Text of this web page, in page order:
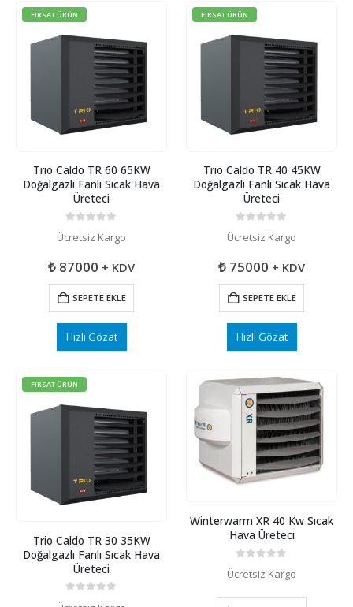
FIRSAT ÜRÜN
Trio Caldo TR 60 65KW
Doğalgazlı Fanlı Sıcak Hava
Üreteci
Ücretsiz Kargo
₺ 87000 + KDV
SEPETE EKLE
Hızlı Gözat
FIRSAT ÜRÜN
Trio Caldo TR 40 45KW
Doğalgazlı Fanlı Sıcak Hava
Üreteci
Ücretsiz Kargo
₺ 75000 + KDV
SEPETE EKLE
Hızlı Gözat
FIRSAT ÜRÜN
Trio Caldo TR 30 35KW
Doğalgazlı Fanlı Sıcak Hava
Üreteci
Winterwarm XR 40 Kw Sıcak
Hava Üreteci
Ücretsiz Kargo